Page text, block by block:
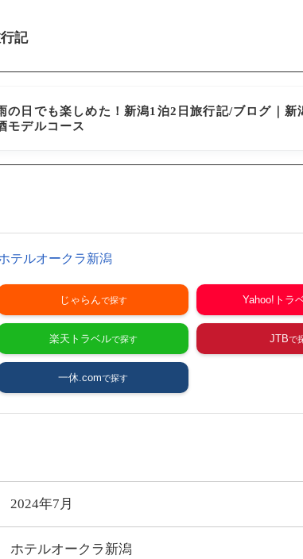
記
の日でも楽しめた！新潟1泊2日旅行記/ブログ｜
モデルコース
テルオークラ新潟
じゃらん Yahoo!トラ
楽天トラベル JTB
一休.com
2024年7月
ホテルオークラ新潟